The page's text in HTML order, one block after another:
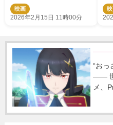
イチェル・ワイズ復帰も正
式発表
映画
2026年2月15日 11時00分
た
“おっ
―― 世
メ、